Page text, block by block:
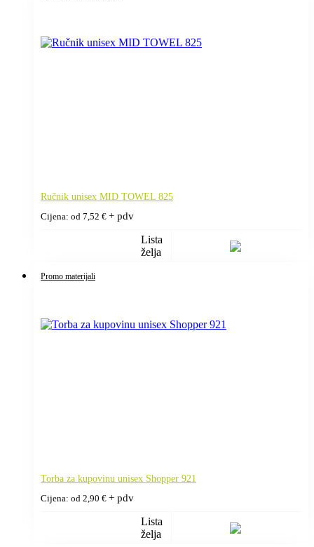
Ručnik unisex MID TOWEL 825
Cijena: od 7,52 € + pdv
Lista
želja
Promo materijali
Torba za kupovinu unisex Shopper 921
Cijena: od 2,90 € + pdv
Lista
želja